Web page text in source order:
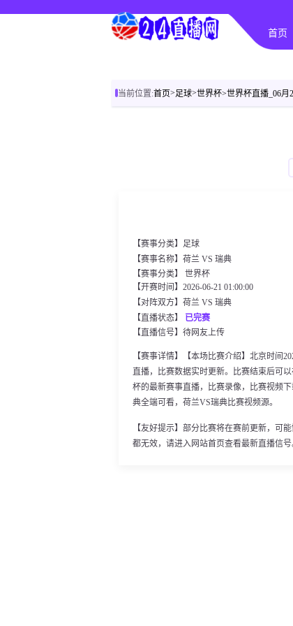
首页
当前位置:首页>足球>世界杯>世界杯直播_06月
【赛事分类】 足球
【赛事名称】荷兰 VS 瑞典
【赛事分类】 世界杯
【开赛时间】2026-06-21 01:00:00
【对阵双方】荷兰 VS 瑞典
【直播状态】 已完赛
【直播信号】 待网友上传
【赛事详情】【本场比赛介绍】北京时间
直播，比赛数据实时更新。比赛结束后可
杯的最新赛事直播，比赛录像，比赛视频
典全端可看，荷兰VS瑞典比赛视频源。
【友好提示】部分比赛将在赛前更新，可
都无效，请进入网站首页查看最新直播信号